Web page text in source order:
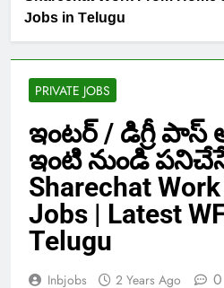
Jobs in Telugu
PRIVATE JOBS
ఇంటర్ / డిగ్రీ
ఇంటి నుండి
Sharechat
Jobs | Latest
Telugu
Inbjobs 2 Years Ago 0